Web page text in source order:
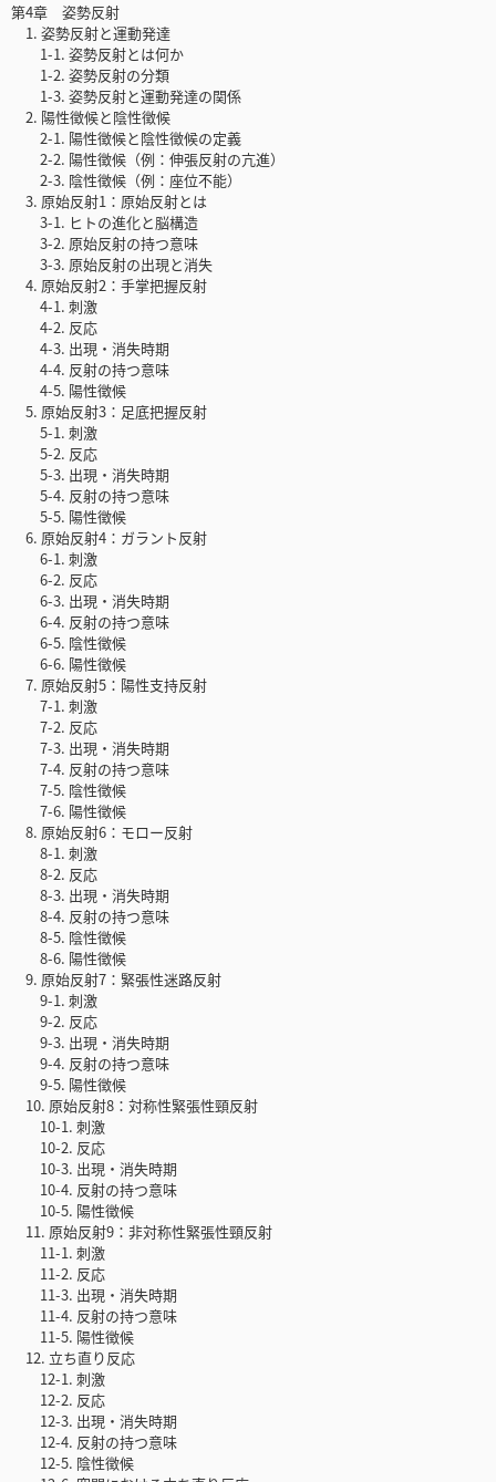
第4章 姿勢反射
1. 姿勢反射と運動発達
1-1. 姿勢反射とは何か
1-2. 姿勢反射の分類
1-3. 姿勢反射と運動発達の関係
2. 陽性徴候と陰性徴候
2-1. 陽性徴候と陰性徴候の定義
2-2. 陽性徴候（例：伸張反射の亢進）
2-3. 陰性徴候（例：座位不能）
3. 原始反射1：原始反射とは
3-1. ヒトの進化と脳構造
3-2. 原始反射の持つ意味
3-3. 原始反射の出現と消失
4. 原始反射2：手掌把握反射
4-1. 刺激
4-2. 反応
4-3. 出現・消失時期
4-4. 反射の持つ意味
4-5. 陽性徴候
5. 原始反射3：足底把握反射
5-1. 刺激
5-2. 反応
5-3. 出現・消失時期
5-4. 反射の持つ意味
5-5. 陽性徴候
6. 原始反射4：ガラント反射
6-1. 刺激
6-2. 反応
6-3. 出現・消失時期
6-4. 反射の持つ意味
6-5. 陰性徴候
6-6. 陽性徴候
7. 原始反射5：陽性支持反射
7-1. 刺激
7-2. 反応
7-3. 出現・消失時期
7-4. 反射の持つ意味
7-5. 陰性徴候
7-6. 陽性徴候
8. 原始反射6：モロー反射
8-1. 刺激
8-2. 反応
8-3. 出現・消失時期
8-4. 反射の持つ意味
8-5. 陰性徴候
8-6. 陽性徴候
9. 原始反射7：緊張性迷路反射
9-1. 刺激
9-2. 反応
9-3. 出現・消失時期
9-4. 反射の持つ意味
9-5. 陽性徴候
10. 原始反射8：対称性緊張性頸反射
10-1. 刺激
10-2. 反応
10-3. 出現・消失時期
10-4. 反射の持つ意味
10-5. 陽性徴候
11. 原始反射9：非対称性緊張性頸反射
11-1. 刺激
11-2. 反応
11-3. 出現・消失時期
11-4. 反射の持つ意味
11-5. 陽性徴候
12. 立ち直り反応
12-1. 刺激
12-2. 反応
12-3. 出現・消失時期
12-4. 反射の持つ意味
12-5. 陰性徴候